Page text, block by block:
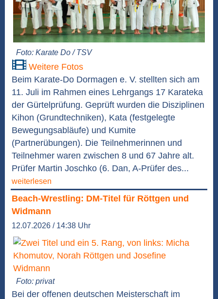
Foto: Karate Do / TSV
Weitere Fotos
Beim Karate-Do Dormagen e. V. stellten sich am
11. Juli im Rahmen eines Lehrgangs 17 Karateka
der Gürtelprüfung. Geprüft wurden die Disziplinen
Kihon (Grundtechniken), Kata (festgelegte
Bewegungsabläufe) und Kumite
(Partnerübungen). Die Teilnehmerinnen und
Teilnehmer waren zwischen 8 und 67 Jahre alt.
Prüfer Martin Joschko (6. Dan, A-Prüfer des...
weiterlesen
Beach-Wrestling: DM-Titel für Röttgen und
Widmann
12.07.2026 / 14:38 Uhr
Foto: privat
Bei der offenen deutschen Meisterschaft im